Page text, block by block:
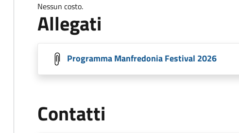
Nessun costo.
Allegati
Programma Manfredonia Festival 2026
Contatti